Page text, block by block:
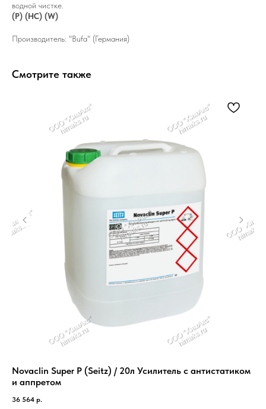
водной чистке.
(P) (HC) (W)
Производитель: "Bufa" (Германия)
Смотрите также
Novaclin Super P (Seitz) / 20л Усилитель с антистатиком
и аппретом
36 564 р.